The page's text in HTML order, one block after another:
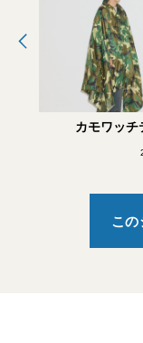
カモワッチ
この